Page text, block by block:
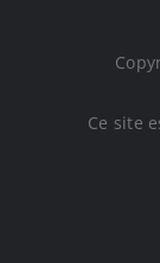
Ce site